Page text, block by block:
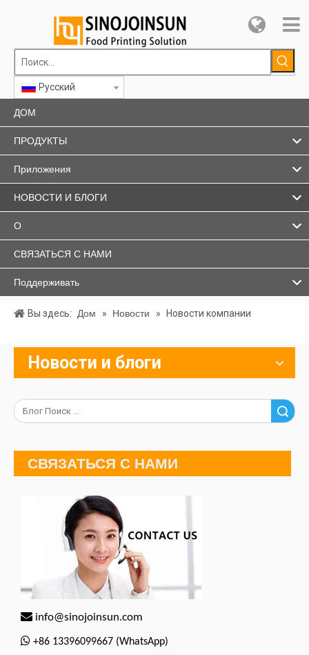
Pусский
ДОМ
ПРОДУКТЫ
Приложения
НОВОСТИ И БЛОГИ
О
СВЯЗАТЬСЯ С НАМИ
Поддерживать
Вы здесь: Дом » Новости » Новости компании
Новости и блоги
СВЯЗАТЬСЯ С НАМИ
 info@sinojoinsun.com
 +86 13396099667 (WhatsApp)